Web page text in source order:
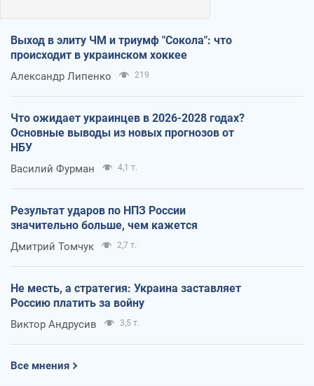
Выход в элиту ЧМ и триумф "Сокола": что
происходит в украинском хоккее
Александр Липенко 219
Что ожидает украинцев в 2026-2028 годах?
Основные выводы из новых прогнозов от
НБУ
Василий Фурман 4,1 т.
Результат ударов по НПЗ России
значительно больше, чем кажется
Дмитрий Томчук 2,7 т.
Не месть, а стратегия: Украина заставляет
Россию платить за войну
Виктор Андрусив 3,5 т.
Все мнения